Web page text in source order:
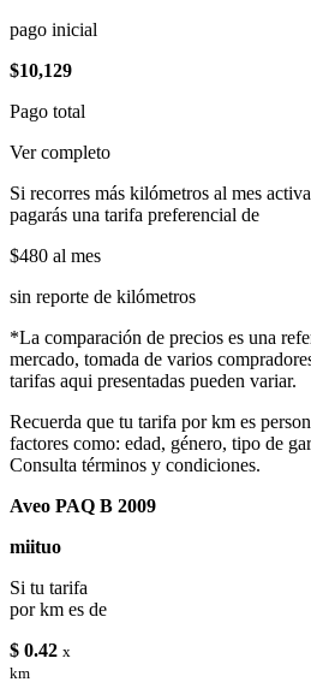
pago inicial
$10,129
Pago total
Ver completo
Si recorres más kilómetros al mes
pagarás una tarifa preferencial de
$480 al mes
sin reporte de kilómetros
*La comparación de precios es una
mercado, tomada de varios
tarifas aqui presentadas pueden variar.
Recuerda que tu tarifa por km es
factores como: edad, género, tipo de
Consulta términos y condiciones.
Aveo PAQ B 2009
miituo
Si tu tarifa
por km es de
$ 0.42 x
km